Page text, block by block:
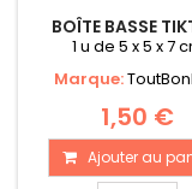
BOÎTE BASSE
1 u de 5 x 5 x 7
Marque:
1,50 €
Ajouter au